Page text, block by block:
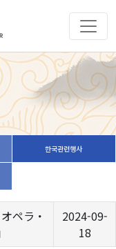
한국관련행사
ペラ・
2024-09-
18